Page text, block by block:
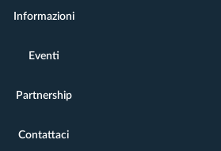
Informazioni
Eventi
Partnership
Contattaci